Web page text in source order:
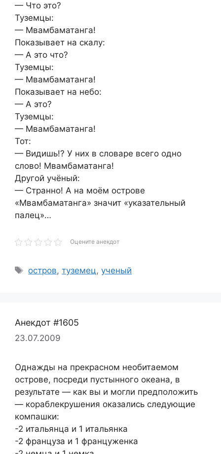
— Что это?
Туземцы:
— Мвамбаматанга!
Показывает на скалу:
— А это что?
Туземцы:
— Мвамбаматанга!
Показывает на небо:
— А это?
Туземцы:
— Мвамбаматанга!
Тот:
— Видишь!? У них в словаре всего одно
слово! Мвамбаматанга!
Другой учёный:
— Странно! А на моём острове
«Мвамбаматанга» значит «указательный
палец»…
Оцените анекдот
Метки
остров,туземец,ученый
Анекдот #1605
23.07.2009
Однажды на прекрасном необитаемом
острове, посреди пустынного океана, в
результате — как вы и могли предположить
— кораблекрушения оказались следующие
компашки:
-2 итальянца и 1 итальянка
-2 француза и 1 француженка